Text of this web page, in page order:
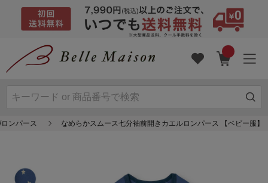
ンパース なめらかスムース七分袖前開きカエルロンパース 【ベビー服】